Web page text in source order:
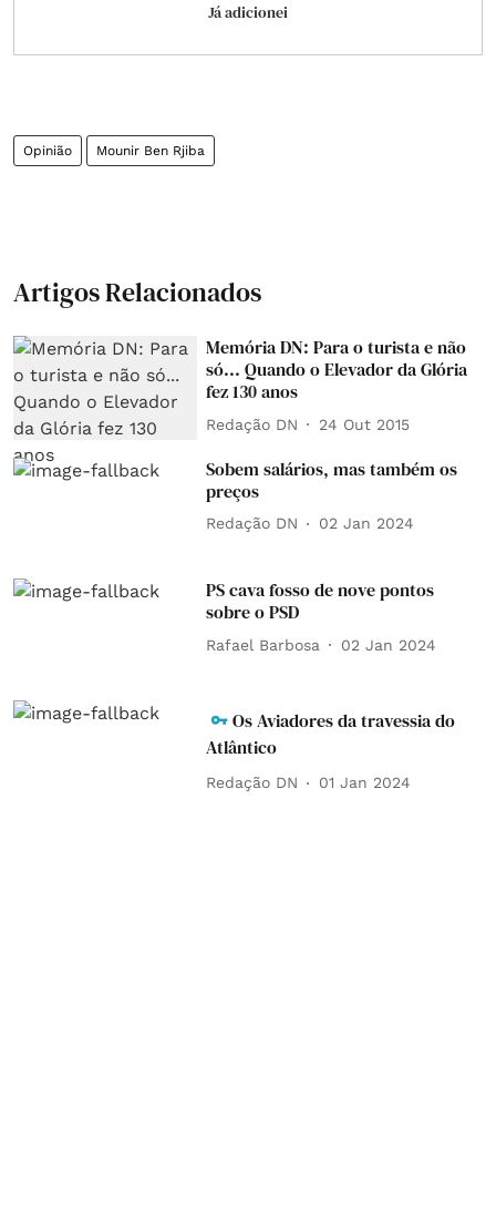
Já adicionei
Opinião Mounir Ben Rjiba
Artigos Relacionados
Memória DN: Para o turista e não
só... Quando o Elevador da Glória
fez 130 anos
Redação DN 24 Out 2015
Sobem salários, mas também os
preços
Redação DN 02 Jan 2024
PS cava fosso de nove pontos
sobre o PSD
Rafael Barbosa 02 Jan 2024
Os Aviadores da travessia do
Atlântico
Redação DN 01 Jan 2024